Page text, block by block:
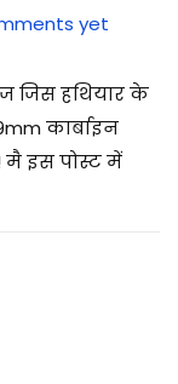
yet
जिस हथियार के
कार्बाइन
इस पोस्ट में